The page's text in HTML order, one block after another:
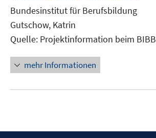
neuem
Fenster
Bundesinstitut für Berufsbildung
Gutschow, Katrin
Quelle: Projektinformation beim BIBB
mehr Informationen